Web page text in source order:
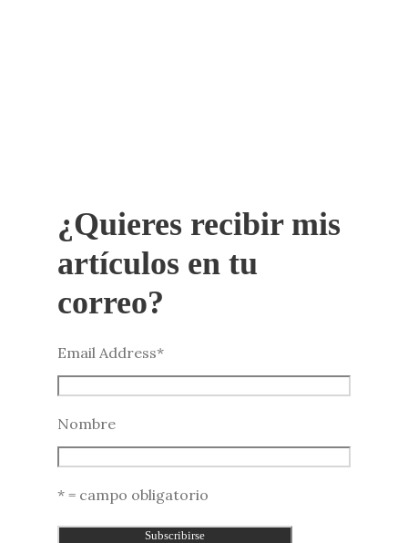
¿Quieres recibir mis
artículos en tu
correo?
Email Address*
Nombre
* = campo obligatorio